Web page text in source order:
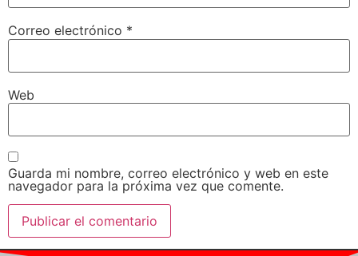
Correo electrónico *
Web
Guarda mi nombre, correo electrónico y web en este
navegador para la próxima vez que comente.